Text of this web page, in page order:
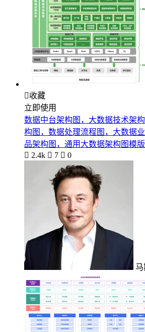
收藏
立即使用
数据中台架构图，大数据技术架
构图，数据处理流程图，大数据
品架构图，通用大数据架构图模版
 2.4k  7  0